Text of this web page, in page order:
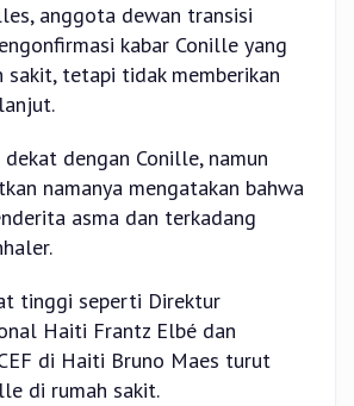
anggota dewan transisi
kabar Conille yang
sakit, tetapi tidak memberikan
dengan Conille, namun
namanya mengatakan bahwa
asma dan terkadang
tinggi seperti Direktur
Haiti Frantz Elbé dan
di Haiti Bruno Maes turut
di rumah sakit.